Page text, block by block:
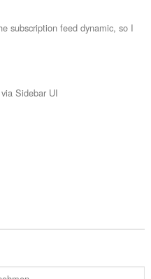
subscription feed dynamic, so I
Sidebar UI